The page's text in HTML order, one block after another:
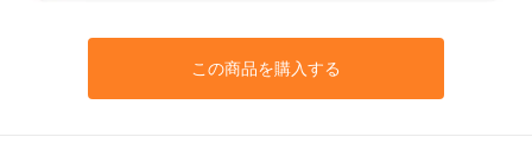
この商品を購入する